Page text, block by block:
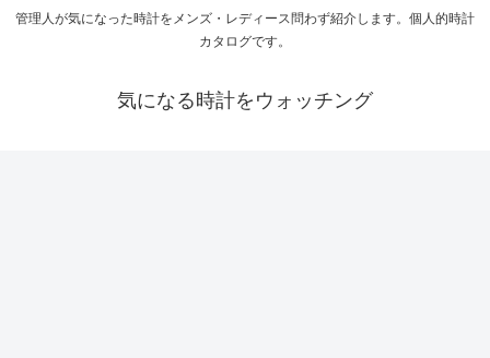
管理人が気になった時計をメンズ・レディース問わず紹介します。個人的時計
カタログです。
気になる時計をウォッチング